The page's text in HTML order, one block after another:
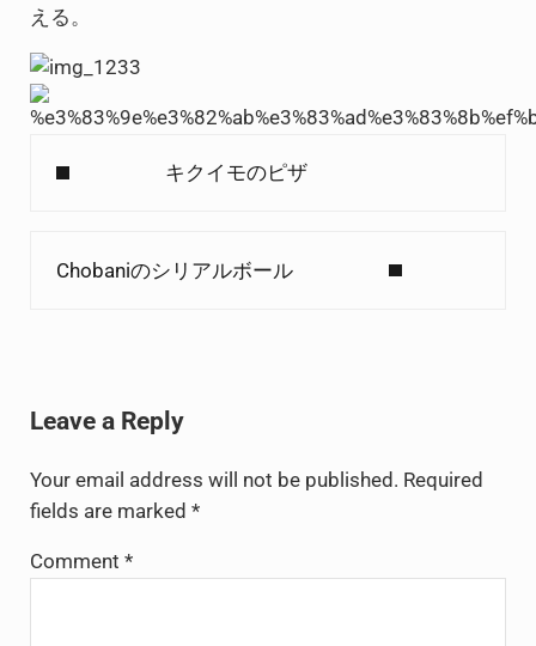
える。
キクイモのピザ
Chobaniのシリアルボール
Leave a Reply
Your email address will not be published. Required
fields are marked *
Comment *